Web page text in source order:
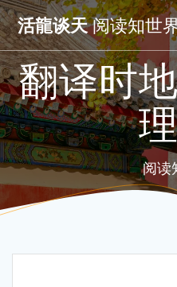
活龍谈天阅读知世
翻译时
阅读